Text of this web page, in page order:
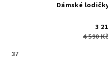
Dámské
3
4 590
37